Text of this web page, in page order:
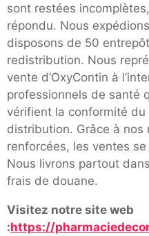
sont restées
répondu. Nous
disposons de 50
redistribution. Nous
vente d’OxyContin à
professionnels de santé
vérifient la conformité
distribution. Grâce à nos
renforcées, les ventes
Nous livrons partout
frais de douane.
Visitez notre site web
:https://